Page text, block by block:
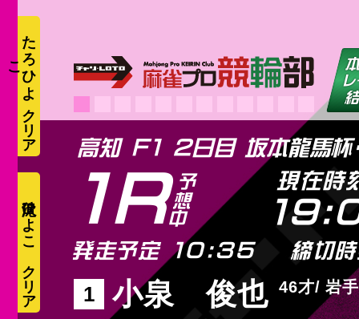
1R
発走予定 10:35 締切
1 小泉 俊也 46 岩手
現在時
滝沢ひよこ
た
ろ
ひ
よ
こ